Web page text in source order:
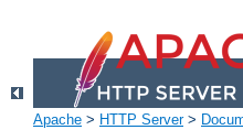
Apache > HTTP Server>